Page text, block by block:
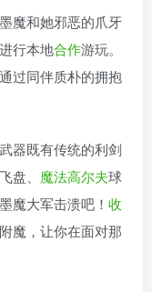
魔和她邪恶的爪牙
行本地合作游玩。
过同伴质朴的拥抱
器既有传统的利剑
盘、 魔法高尔夫球
魔大军击溃吧！ 收
魔，让你在面对那